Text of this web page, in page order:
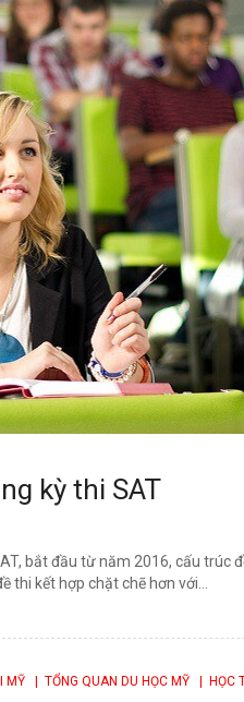
kỳ thi SAT
bắt đầu từ năm 2016, cấu trúc
thi kết hợp chặt chẽ hơn với...
MỸ | TỔNG QUAN DU HỌC MỸ | HỌC